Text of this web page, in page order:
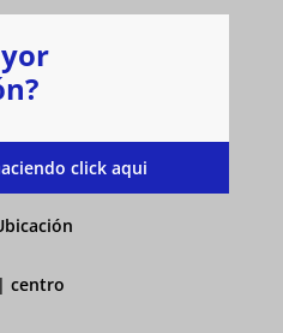
click aqui
centro